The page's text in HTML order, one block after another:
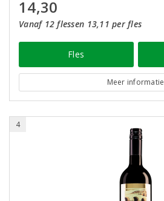
14,30
Vanaf 12 flessen 13,11 per fles
Fles
Meer informatie
4